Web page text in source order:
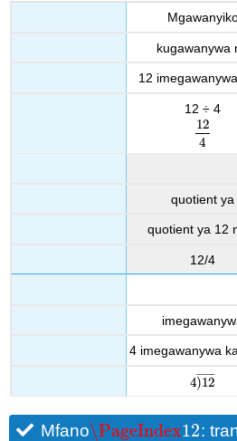
kugawanywa
12
12 ÷ 4
12
4
124
quotient ya
quotient ya 12
12/4
4 imegawanywa
4)12
¯ ¯
¯¯¯¯¯
4)12
Mfano\PageIndex12
\PageIndex12: